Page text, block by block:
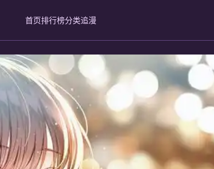
首页排行榜分类追漫